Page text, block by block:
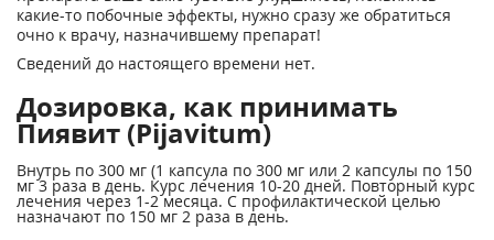
какие-то побочные эффекты, нужно сразу же обратиться
очно к врачу, назначившему препарат!
Сведений до настоящего времени нет.
Дозировка, как принимать
Пиявит (Pijavitum)
Внутрь по 300 мг (1 капсула по 300 мг или 2 капсулы по 150
мг 3 раза в день. Курс лечения 10-20 дней. Повторный курс
лечения через 1-2 месяца. С профилактической целью
назначают по 150 мг 2 раза в день.